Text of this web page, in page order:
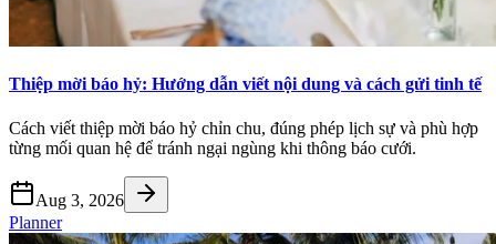
Thiệp mời báo hỷ: Hướng dẫn viết nội dung và cách gửi tinh tế
Cách viết thiệp mời báo hỷ chỉn chu, đúng phép lịch sự và phù hợp
từng mối quan hệ để tránh ngại ngùng khi thông báo cưới.
Aug 3, 2026
Planner